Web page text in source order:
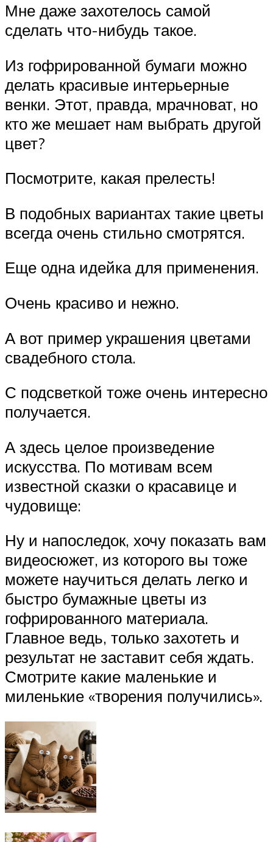
Мне даже захотелось самой
сделать что-нибудь такое.
Из гофрированной бумаги можно
делать красивые интерьерные
венки. Этот, правда, мрачноват, но
кто же мешает нам выбрать другой
цвет?
Посмотрите, какая прелесть!
В подобных вариантах такие цветы
всегда очень стильно смотрятся.
Еще одна идейка для применения.
Очень красиво и нежно.
А вот пример украшения цветами
свадебного стола.
С подсветкой тоже очень интересно
получается.
А здесь целое произведение
искусства. По мотивам всем
известной сказки о красавице и
чудовище:
Ну и напоследок, хочу показать вам
видеосюжет, из которого вы тоже
можете научиться делать легко и
быстро бумажные цветы из
гофрированного материала.
Главное ведь, только захотеть и
результат не заставит себя ждать.
Смотрите какие маленькие и
миленькие «творения получились».